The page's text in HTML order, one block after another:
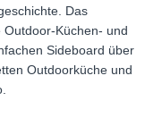
Das
Küchen- und
Sideboard über
Outdoorküche und